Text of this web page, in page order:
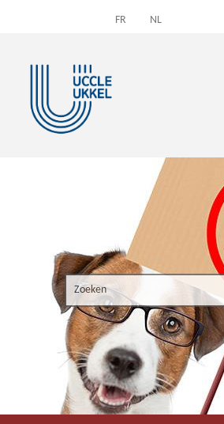
FR NL
Search the site